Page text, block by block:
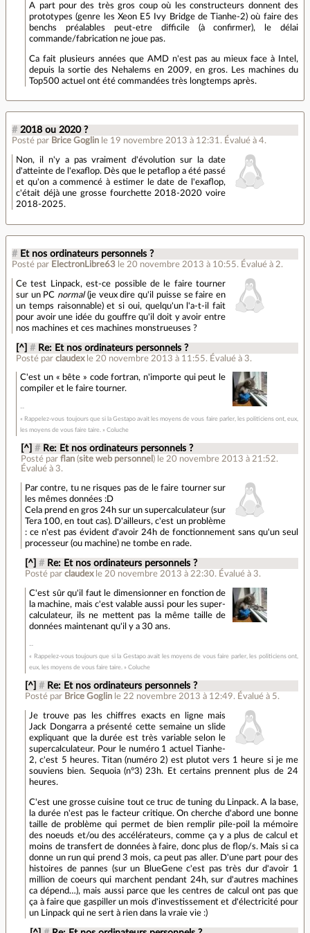
A part pour des très gros coup où les constructeurs donnent des
prototypes (genre les Xeon E5 Ivy Bridge de Tianhe-2) où faire des
benchs préalables peut-etre difficile (à confirmer), le délai
commande/fabrication ne joue pas.
Ca fait plusieurs années que AMD n'est pas au mieux face à Intel,
depuis la sortie des Nehalems en 2009, en gros. Les machines du
Top500 actuel ont été commandées très longtemps après.
# 2018 ou 2020 ?
Posté par Brice Goglin le 19 novembre 2013 à 12:31. Évalué à 4.
Non, il n'y a pas vraiment d'évolution sur la date
d'atteinte de l'exaflop. Dès que le petaflop a été passé
et qu'on a commencé à estimer le date de l'exaflop,
c'était déjà une grosse fourchette 2018-2020 voire
2018-2025.
# Et nos ordinateurs personnels ?
Posté par ElectronLibre63 le 20 novembre 2013 à 10:55. Évalué à 2.
Ce test Linpack, est-ce possible de le faire tourner
sur un PC normal(je veux dire qu'il puisse se faire en
un temps raisonnable) et si oui, quelqu'un l'a-t-il fait
pour avoir une idée du gouffre qu'il doit y avoir entre
nos machines et ces machines monstrueuses ?
[^] # Re: Et nos ordinateurs personnels ?
Posté parclaudex le 20 novembre 2013 à 11:55. Évalué à 3.
C'est un « bête » code fortran, n'importe qui peut le
compiler et le faire tourner.
« Rappelez-vous toujours que si la Gestapo avait les moyens de vous faire parler, les politiciens ont, eux,
les moyens de vous faire taire. » Coluche
[^] # Re: Et nos ordinateurs personnels ?
Posté par flan(site web personnel ) le 20 novembre 2013 à 21:52.
Évalué à 3.
Par contre, tu ne risques pas de le faire tourner sur
les mêmes données :D
Cela prend en gros 24h sur un supercalculateur (sur
Tera 100, en tout cas). D'ailleurs, c'est un problème
: ce n'est pas évident d'avoir 24h de fonctionnement sans qu'un seul
processeur (ou machine) ne tombe en rade.
[^] # Re: Et nos ordinateurs personnels ?
Posté parclaudex le 20 novembre 2013 à 22:30. Évalué à 3.
C'est sûr qu'il faut le dimensionner en fonction de
la machine, mais c'est valable aussi pour les super-
calculateur, ils ne mettent pas la même taille de
données maintenant qu'il y a 30 ans.
« Rappelez-vous toujours que si la Gestapo avait les moyens de vous faire parler, les politiciens ont,
eux, les moyens de vous faire taire. » Coluche
[^] # Re: Et nos ordinateurs personnels ?
Posté par Brice Goglin le 22 novembre 2013 à 12:49. Évalué à 5.
Je trouve pas les chiffres exacts en ligne mais
Jack Dongarra a présenté cette semaine un slide
expliquant que la durée est très variable selon le
supercalculateur. Pour le numéro 1 actuel Tianhe-
2, c'est 5 heures. Titan (numéro 2) est plutot vers 1 heure si je me
souviens bien. Sequoia (n°3) 23h. Et certains prennent plus de 24
heures.
C'est une grosse cuisine tout ce truc de tuning du Linpack. A la base,
la durée n'est pas le facteur critique. On cherche d'abord une bonne
taille de problème qui permet de bien remplir pile-poil la mémoire
des noeuds et/ou des accélérateurs, comme ça y a plus de calcul et
moins de transfert de données à faire, donc plus de flop/s. Mais si ca
donne un run qui prend 3 mois, ca peut pas aller. D'une part pour des
histoires de pannes (sur un BlueGene c'est pas très dur d'avoir 1
million de coeurs qui marchent pendant 24h, sur d'autres machines
ca dépend…), mais aussi parce que les centres de calcul ont pas que
ça à faire que gaspiller un mois d'investissement et d'électricité pour
un Linpack qui ne sert à rien dans la vraie vie :)